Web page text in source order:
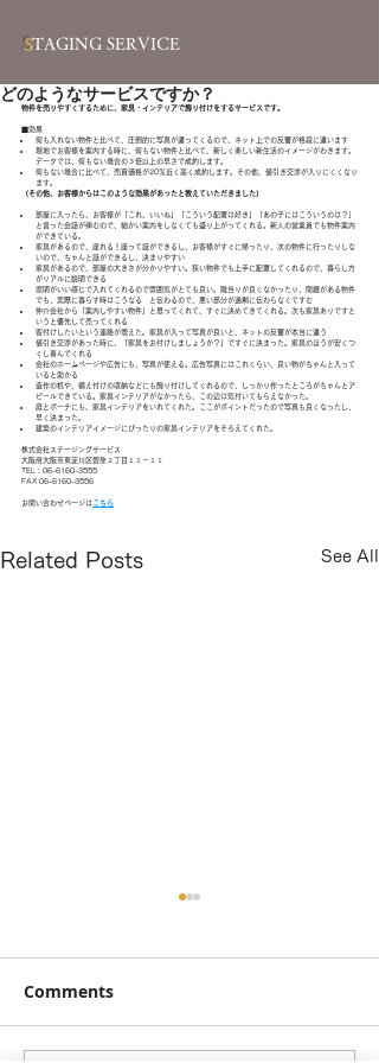
STAGING SERVICE
どのようなサービスですか？
物件を売りやすくするために、家具・インテリアで飾り付けをするサービスです。
■効果
何も入れない物件と比べて、圧倒的に写真が違ってくるので、ネット上での反響が格段に違います
現地でお客様を案内する時に、何もない物件と比べて、新しく楽しい新生活のイメージがわきます。
データでは、何もない場合の３倍以上の早さで成約します。
何もない場合に比べて、売買価格が20％近く高く成約します。その他、値引き交渉が入りにくくなり
ます。
（その他、お客様からはこのような効果があったと教えていただきました）
部屋に入ったら、お客様が「これ、いいね」「こういう配置は好き」「あの子にはこういうのは？」
と言った会話が弾むので、細かい案内をしなくても盛り上がってくれる。新人の営業員でも物件案内
ができている。
家具があるので、座れる！座って話ができるし、お客様がすぐに帰ったり、次の物件に行ったりしな
いので、ちゃんと話ができるし、決まりやすい
家具があるので、部屋の大きさが分かりやすい。狭い物件でも上手に配置してくれるので、暮らし方
がリアルに説明できる
照明がいい感じで入れてくれるので雰囲気がとても良い。陽当りが良くなかったり、問題がある物件
でも、実際に暮らす時はこうなる　と伝わるので、悪い部分が過剰に伝わらなくてすむ
仲介会社から「案内しやすい物件」と思ってくれて、すぐに決めてきてくれる。次も家具ありですと
いうと優先して売ってくれる
客付けしたいという連絡が増えた。家具が入って写真が良いと、ネットの反響が本当に違う
値引き交渉があった時に、「家具をお付けしましょうか？」ですぐに決まった。家具のほうが安くつ
くし喜んでくれる
会社のホームページや広告にも、写真が使える。広告写真にはこれくらい、良い物がちゃんと入って
いると助かる
造作の机や、備え付けの収納などにも飾り付けしてくれるので、しっかり作ったところがちゃんとア
ピールできている。家具インテリアがなかったら、この辺は気付いてもらえなかった。
庭とポーチにも、家具インテリアをいれてくれた。ここがポイントだったので写真も良くなったし、
早く決まった。
建築のインテリアイメージにぴったりの家具インテリアをそろえてくれた。
株式会社ステージングサービス
大阪府大阪市東淀川区菅原２丁目１１－１１
TEL：06-6160-3555
FAX 06-6160-3556
お問い合わせページはこちら
Related Posts See All
変更可能です！ (株)ステージ
ングサービスは、なるべく早
く決まって欲しいという目的
Comments